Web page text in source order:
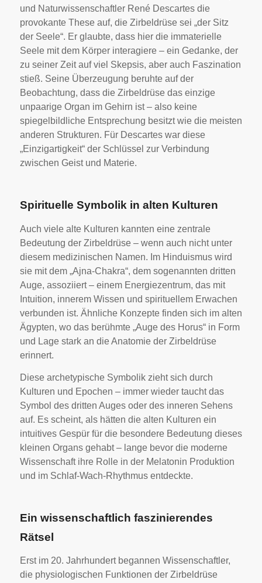
und Naturwissenschaftler René Descartes die
provokante These auf, die Zirbeldrüse sei „der Sitz
der Seele“. Er glaubte, dass hier die immaterielle
Seele mit dem Körper interagiere – ein Gedanke, der
zu seiner Zeit auf viel Skepsis, aber auch Faszination
stieß. Seine Überzeugung beruhte auf der
Beobachtung, dass die Zirbeldrüse das einzige
unpaarige Organ im Gehirn ist – also keine
spiegelbildliche Entsprechung besitzt wie die meisten
anderen Strukturen. Für Descartes war diese
„Einzigartigkeit“ der Schlüssel zur Verbindung
zwischen Geist und Materie.
Spirituelle Symbolik in alten Kulturen
Auch viele alte Kulturen kannten eine zentrale
Bedeutung der Zirbeldrüse – wenn auch nicht unter
diesem medizinischen Namen. Im Hinduismus wird
sie mit dem „Ajna-Chakra“, dem sogenannten dritten
Auge, assoziiert – einem Energiezentrum, das mit
Intuition, innerem Wissen und spirituellem Erwachen
verbunden ist. Ähnliche Konzepte finden sich im alten
Ägypten, wo das berühmte „Auge des Horus“ in Form
und Lage stark an die Anatomie der Zirbeldrüse
erinnert.
Diese archetypische Symbolik zieht sich durch
Kulturen und Epochen – immer wieder taucht das
Symbol des dritten Auges oder des inneren Sehens
auf. Es scheint, als hätten die alten Kulturen ein
intuitives Gespür für die besondere Bedeutung dieses
kleinen Organs gehabt – lange bevor die moderne
Wissenschaft ihre Rolle in der Melatonin Produktion
und im Schlaf-Wach-Rhythmus entdeckte.
Ein wissenschaftlich faszinierendes
Rätsel
Erst im 20. Jahrhundert begannen Wissenschaftler,
die physiologischen Funktionen der Zirbeldrüse